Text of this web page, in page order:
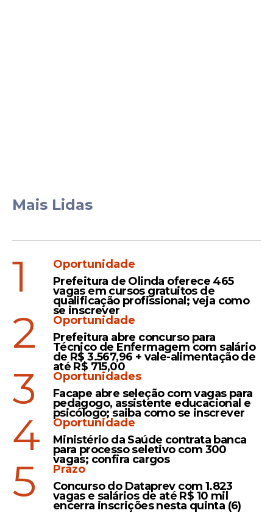
Mais Lidas
1
Oportunidade
Prefeitura de Olinda oferece 465
vagas em cursos gratuitos de
qualificação profissional; veja como
se inscrever
2
Oportunidade
Prefeitura abre concurso para
Técnico de Enfermagem com salário
de R$ 3.567,96 + vale-alimentação de
até R$ 715,00
3
Oportunidades
Facape abre seleção com vagas para
pedagogo, assistente educacional e
psicólogo; saiba como se inscrever
4
Oportunidade
Ministério da Saúde contrata banca
para processo seletivo com 300
vagas; confira cargos
5
Prazo
Concurso do Dataprev com 1.823
vagas e salários de até R$ 10 mil
encerra inscrições nesta quinta (6)